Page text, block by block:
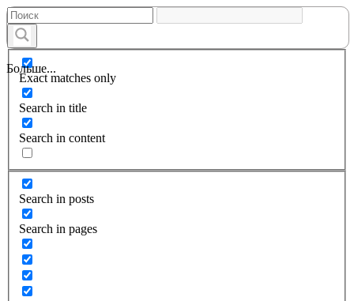
Больше...
Exact matches only
Search in title
Search in content
Search in posts
Search in pages